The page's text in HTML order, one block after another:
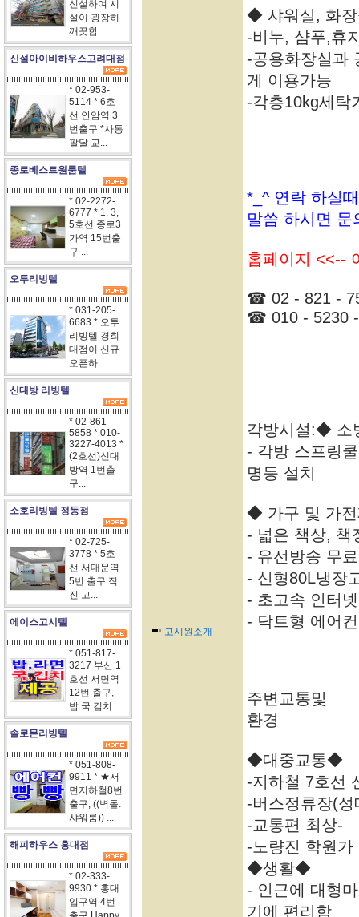
신설하여 시
설이 굉장히
깨끗합...
신설아이비하우스고려대점
* 02-953-
5114 * 6호
선 안암역 3
번출구 *사통
팔달 교...
종로베스트원룸텔
* 02-2272-
6777 * 1, 3,
5호선 종로3
가역 15번출
구 ...
오투리빙텔
* 031-205-
6683 * 오투
리빙텔 경희
대점이 신규
오픈하...
신대방 리빙텔
* 02-861-
5858 * 010-
3227-4013 *
(2호선)신대
방역 1번출
구...
소호리빙텔 정동점
* 02-725-
3778 * 5호
선 서대문역
5번 출구 직
진 고...
에이스고시텔
* 051-817-
3217 부산 1
호선 서면역
12번 출구,
밥.국.김치...
솔로몬리빙텔
* 051-808-
9911 * ★서
면지하철8번
출구, ((벽돌.
샤워룸)) ...
해피하우스 홍대점
* 02-333-
9930 * 홍대
입구역 4번
고시원소개
◆ 샤워실, 화
-비누, 샴푸,휴
-공용화장실과
게 이용가능
-각층10kg세탁
*_^ 연락 하실
말씀 하시면 문
홈페이지 <<--
☎ 02 - 821 -
☎ 010 - 5230
각방시설:◆ 소
- 각방 스프링
명등 설치
◆ 가구 및 가
- 넓은 책상, 책
- 유선방송 무
- 신형80L냉장
- 초고속 인터
- 닥트형 에어
주변교통및
환경
◆대중교통◆
-지하철 7호선
-버스정류장(
-교통편 최상-
-노량진 학원
◆생활◆
- 인근에 대형
기에 편리함